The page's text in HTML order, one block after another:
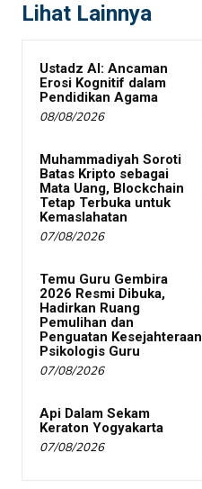
Lihat Lainnya
Ustadz AI: Ancaman
Erosi Kognitif dalam
Pendidikan Agama
08/08/2026
Muhammadiyah Soroti
Batas Kripto sebagai
Mata Uang, Blockchain
Tetap Terbuka untuk
Kemaslahatan
07/08/2026
Temu Guru Gembira
2026 Resmi Dibuka,
Hadirkan Ruang
Pemulihan dan
Penguatan Kesejahteraan
Psikologis Guru
07/08/2026
Api Dalam Sekam
Keraton Yogyakarta
07/08/2026